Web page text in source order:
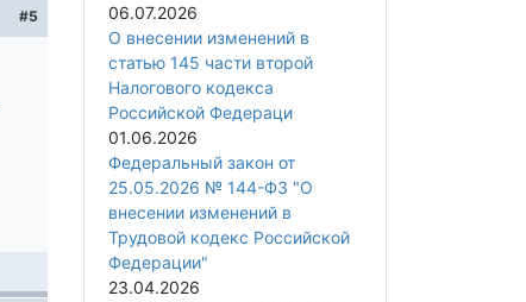
#5
06.07.2026
О внесении изменений в
статью 145 части второй
Налогового кодекса
Российской Федераци
01.06.2026
Федеральный закон от
25.05.2026 № 144-ФЗ "О
внесении изменений в
Трудовой кодекс Российской
Федерации"
23.04.2026